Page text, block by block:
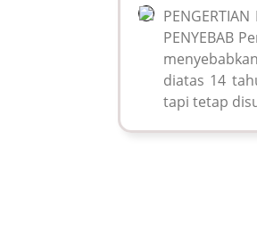
PENYEBAB
diatas 14
tapi tetap